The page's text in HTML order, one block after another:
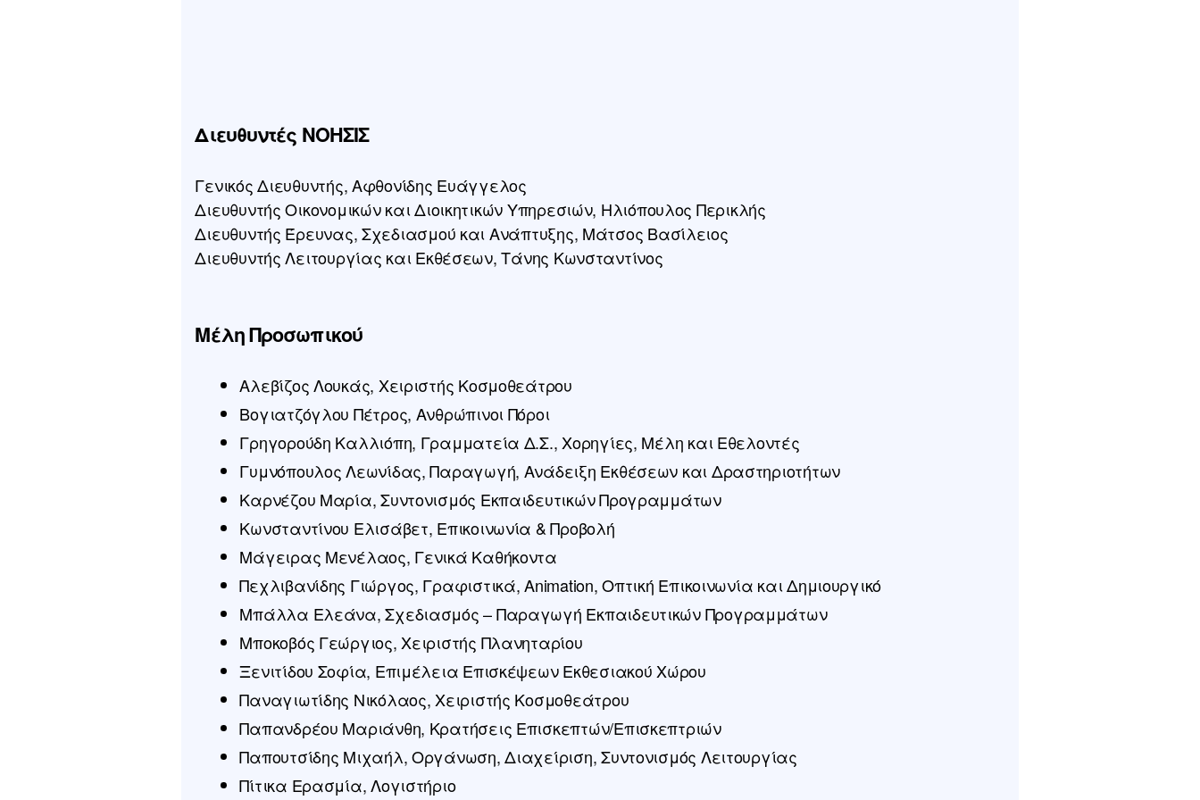
σε μελέτες και
κατασκευές
Διευθυντές ΝΟΗΣΙΣ
Γενικός Διευθυντής, Αφθονίδης Ευάγγελος
Διευθυντής Οικονομικών και Διοικητικών Υπηρεσιών, Ηλιόπουλος Περικλής
Διευθυντής Έρευνας, Σχεδιασμού και Ανάπτυξης, Μάτσος Βασίλειος
Διευθυντής Λειτουργίας και Εκθέσεων, Τάνης Κωνσταντίνος
Μέλη Προσωπικού
Αλεβίζος Λουκάς, Χειριστής Κοσμοθεάτρου
Βογιατζόγλου Πέτρος, Ανθρώπινοι Πόροι
Γρηγορούδη Καλλιόπη, Γραμματεία Δ.Σ., Χορηγίες, Μέλη και Εθελοντές
Γυμνόπουλος Λεωνίδας, Παραγωγή, Ανάδειξη Εκθέσεων και Δραστηριοτήτων
Καρνέζου Μαρία, Συντονισμός Εκπαιδευτικών Προγραμμάτων
Κωνσταντίνου Ελισάβετ, Επικοινωνία & Προβολή
Μάγειρας Μενέλαος, Γενικά Καθήκοντα
Πεχλιβανίδης Γιώργος, Γραφιστικά, Animation, Οπτική Επικοινωνία και Δημιουργικό
Μπάλλα Ελεάνα, Σχεδιασμός – Παραγωγή Εκπαιδευτικών Προγραμμάτων
Μποκοβός Γεώργιος, Χειριστής Πλανηταρίου
Ξενιτίδου Σοφία, Επιμέλεια Επισκέψεων Εκθεσιακού Χώρου
Παναγιωτίδης Νικόλαος, Χειριστής Κοσμοθεάτρου
Παπανδρέου Μαριάνθη, Κρατήσεις Επισκεπτών/Επισκεπτριών
Παπουτσίδης Μιχαήλ, Οργάνωση, Διαχείριση, Συντονισμός Λειτουργίας
Πίτικα Ερασμία, Λογιστήριο